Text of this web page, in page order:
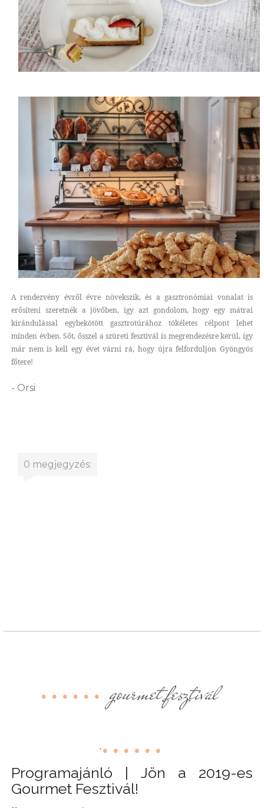
A rendezvény évről évre növekszik, és a gasztronómiai vonalat is
erősíteni szeretnék a jövőben, így azt gondolom, hogy egy mátrai
kirándulással egybekötött gasztrotúrához tökéletes célpont lehet
minden évben. Sőt, ősszel a szüreti fesztivál is megrendezésre kerül, így
már nem is kell egy évet várni rá, hogy újra felforduljon Gyöngyös
főtere!
- Orsi
0 megjegyzés:
gourmet fesztivál
,
Programajánló | Jön a 2019-es
Gourmet Fesztivál!